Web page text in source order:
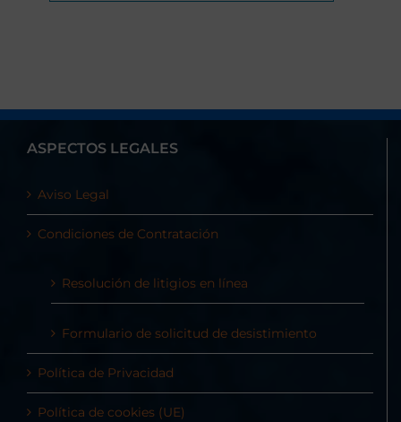
ASPECTOS LEGALES
Aviso Legal
Condiciones de Contratación
Resolución de litigios en línea
Formulario de solicitud de desistimiento
Política de Privacidad
Política de cookies (UE)